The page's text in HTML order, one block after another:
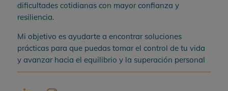
dificultades cotidianas con mayor confianza y
resiliencia.
Mi objetivo es ayudarte a encontrar soluciones
prácticas para que puedas tomar el control de tu vida
y avanzar hacia el equilibrio y la superación personal